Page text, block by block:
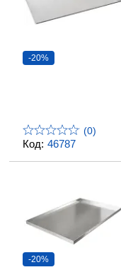
Код: 46787
-20%
(0)
-20%